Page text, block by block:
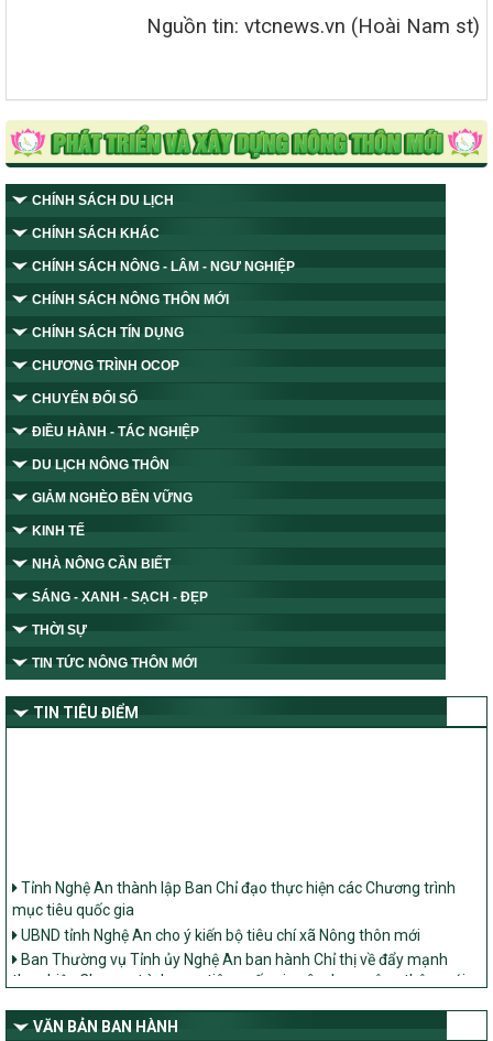
Nguồn tin: vtcnews.vn (Hoài Nam st)
CHÍNH SÁCH DU LỊCH
CHÍNH SÁCH KHÁC
CHÍNH SÁCH NÔNG - LÂM - NGƯ NGHIỆP
CHÍNH SÁCH NÔNG THÔN MỚI
CHÍNH SÁCH TÍN DỤNG
CHƯƠNG TRÌNH OCOP
CHUYỂN ĐỔI SỐ
ĐIỀU HÀNH - TÁC NGHIỆP
DU LỊCH NÔNG THÔN
GIẢM NGHÈO BỀN VỮNG
KINH TẾ
NHÀ NÔNG CẦN BIẾT
SÁNG - XANH - SẠCH - ĐẸP
THỜI SỰ
TIN TỨC NÔNG THÔN MỚI
TIN TIÊU ĐIỂM
mục tiêu quốc gia
UBND tỉnh Nghệ An cho ý kiến bộ tiêu chí xã Nông thôn mới
Ban Thường vụ Tỉnh ủy Nghệ An ban hành Chỉ thị về đẩy mạnh
thực hiện Chương trình mục tiêu quốc gia xây dựng nông thôn mới,
giảm nghèo bền vững và phát triển kinh tế – xã hội vùng đồng bào
dân tộc thiểu số và miền núi giai đoạn 2026 – 2030 trên địa bàn tỉnh
Nghệ An
VĂN BẢN BAN HÀNH